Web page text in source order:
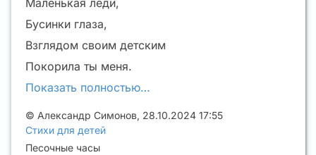
Маленькая леди,
Бусинки глаза,
Взглядом своим детским
Покорила ты меня.
Показать полностью…
© Александр Симонов, 28.10.2024 17:55
Стихи для детей
Песочные часы